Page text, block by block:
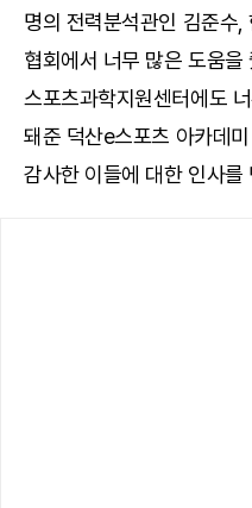
명의 전력분석관인 김준수
협회에서 너무 많은 도움을
스포츠과학지원센터에도
돼준 덕산e스포츠 아카데
감사한 이들에 대한 인사를